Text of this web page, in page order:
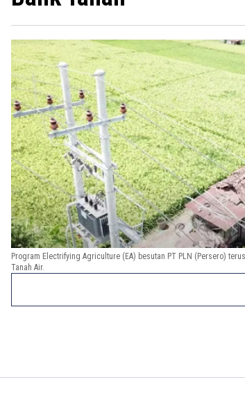
Program Electrifying Agriculture (EA) besutan PT PLN (Persero)
Tanah Air.